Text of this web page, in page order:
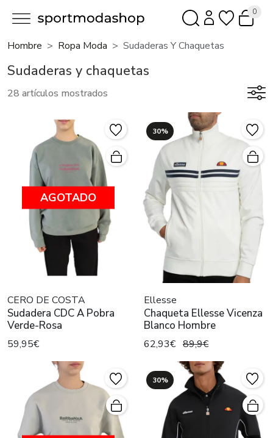
0
Hombre Ropa Moda Sudaderas Y Chaquetas
Sudaderas y chaquetas
28 artículos mostrados
AGOTADO
CERO DE COSTA
Sudadera CDC A Pobra
Verde-Rosa
59,95€
30%
Ellesse
Chaqueta Ellesse Vicenza
Blanco Hombre
62,93€ 89,9€
30%